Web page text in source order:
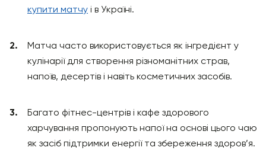
купити матчу і в Україні.
Матча часто використовується як інгредієнт у
кулінарії для створення різноманітних страв,
напоїв, десертів і навіть косметичних засобів.
Багато фітнес-центрів і кафе здорового
харчування пропонують напої на основі цього чаю
як засіб підтримки енергії та збереження здоров’я.